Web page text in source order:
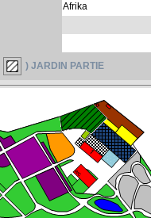
Afrika
) JARDIN PARTIE